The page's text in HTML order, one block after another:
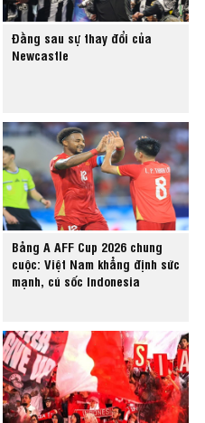
Đằng sau sự thay đổi của
Newcastle
Bảng A AFF Cup 2026 chung
cuộc: Việt Nam khẳng định sức
mạnh, cú sốc Indonesia